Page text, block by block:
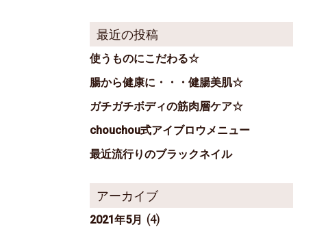
最近の投稿
使うものにこだわる☆
腸から健康に・・・健腸美肌☆
ガチガチボディの筋肉層ケア☆
chouchou式アイブロウメニュー
最近流行りのブラックネイル
アーカイブ
2021年5月 (4)